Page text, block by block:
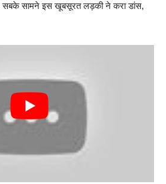
सबके सामने इस खूबसूरत लड़की ने करा डांस,